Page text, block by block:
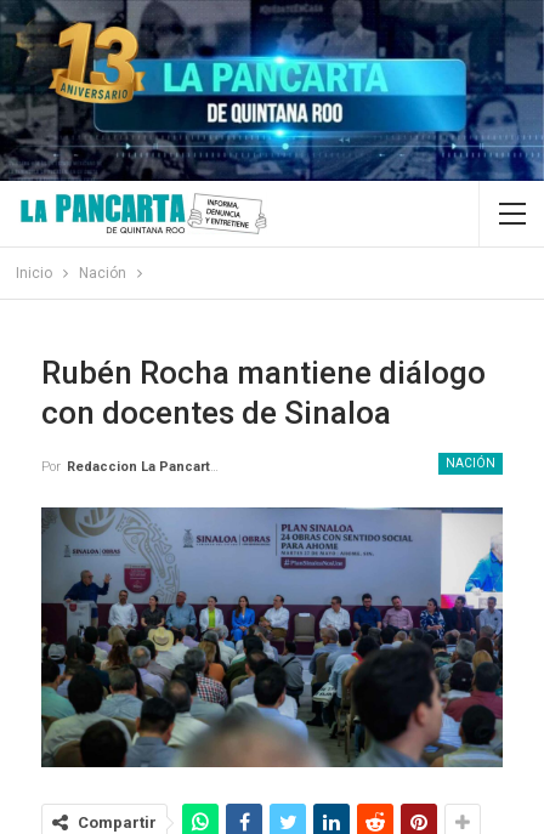
Inicio Nación
Rubén Rocha mantiene diálogo
con docentes de Sinaloa
NACIÓN
Por Redaccion La Pancarta De Quintana Roo
Compartir